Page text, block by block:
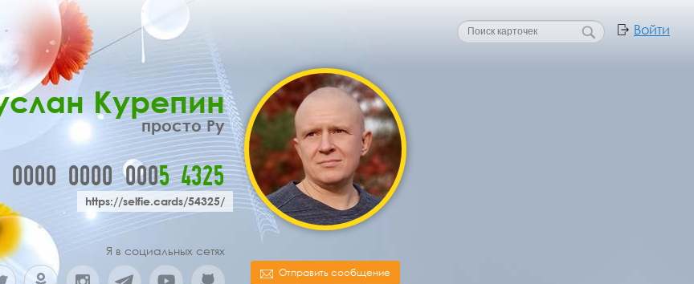
Войти
Отправить сообщение
Курепин
просто Ру
0000 0000 0005 4325
https://selfie.cards/54325/
Я в социальных сетях